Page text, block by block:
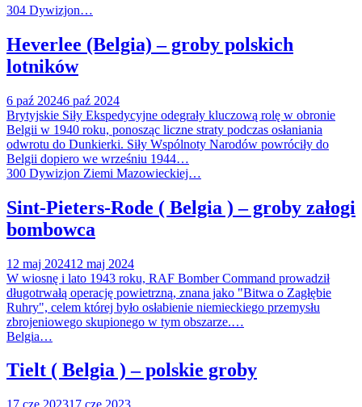
304 Dywizjon…
Heverlee (Belgia) – groby polskich
lotników
6 paź 20246 paź 2024
Brytyjskie Siły Ekspedycyjne odegrały kluczową rolę w obronie
Belgii w 1940 roku, ponosząc liczne straty podczas osłaniania
odwrotu do Dunkierki. Siły Wspólnoty Narodów powróciły do
Belgii dopiero we wrześniu 1944…
300 Dywizjon Ziemi Mazowieckiej…
Sint-Pieters-Rode ( Belgia ) – groby załogi
bombowca
12 maj 202412 maj 2024
W wiosnę i lato 1943 roku, RAF Bomber Command prowadził
długotrwałą operację powietrzną, znana jako "Bitwa o Zagłębie
Ruhry", celem której było osłabienie niemieckiego przemysłu
zbrojeniowego skupionego w tym obszarze.…
Belgia…
Tielt ( Belgia ) – polskie groby